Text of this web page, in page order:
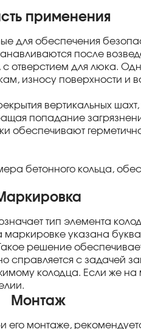
применения
для обеспечения
после
с отверстием для люка.
износу поверхности и
вертикальных
попадание
обеспечивают
бетонного кольца,
тип элемента
указана буква
решение
справляется с задачей
колодца. Если же на
Монтаж
монтаже,